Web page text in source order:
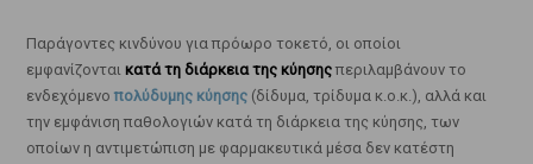
Παράγοντες κινδύνου για πρόωρο τοκετό, οι οποίοι
εμφανίζονται κατά τη διάρκεια της κύησηςπεριλαμβάνουν το
ενδεχόμενο πολύδυμης κύησης(δίδυμα, τρίδυμα κ.ο.κ.), αλλά και
την εμφάνιση παθολογιών κατά τη διάρκεια της κύησης, των
οποίων η αντιμετώπιση με φαρμακευτικά μέσα δεν κατέστη